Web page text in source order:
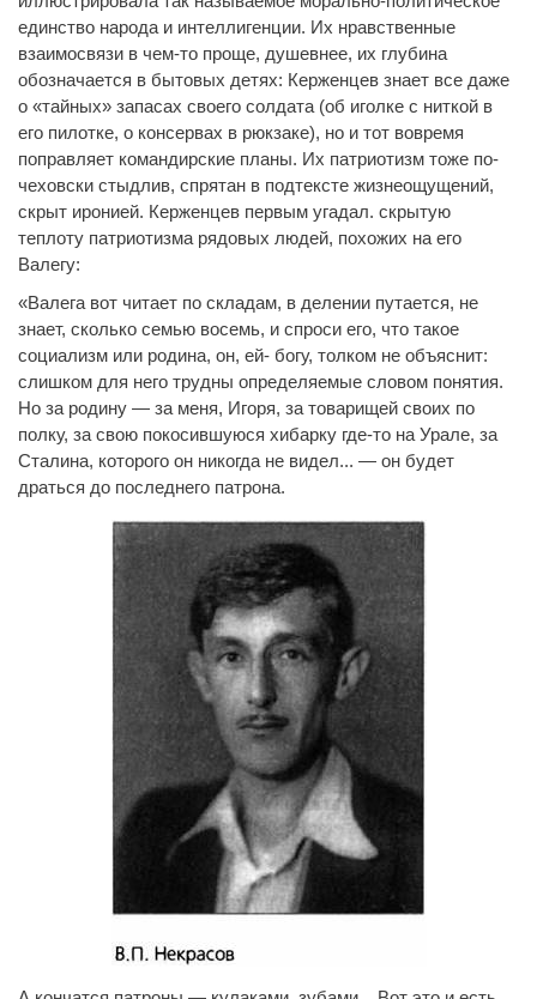
единство народа и интеллигенции. Их нравственные
взаимосвязи в чем-то проще, душевнее, их глубина
обозначается в бытовых детях: Керженцев знает все даже
о «тайных» запасах своего солдата (об иголке с ниткой в
его пилотке, о консервах в рюкзаке), но и тот вовремя
поправляет командирские планы. Их патриотизм тоже по-
чеховски стыдлив, спрятан в подтексте жизнеощущений,
скрыт иронией. Керженцев первым угадал. скрытую
теплоту патриотизма рядовых людей, похожих на его
Валегу:
«Валега вот читает по складам, в делении путается, не
знает, сколько семью восемь, и спроси его, что такое
социализм или родина, он, ей- богу, толком не объяснит:
слишком для него трудны определяемые словом понятия.
Но за родину — за меня, Игоря, за товарищей своих по
полку, за свою покосившуюся хибарку где-то на Урале, за
Сталина, которого он никогда не видел... — он будет
драться до последнего патрона.